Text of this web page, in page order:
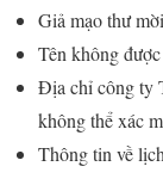
Giả mạo thư
Tên không
Địa chỉ công ty
không thể xác
Thông tin về